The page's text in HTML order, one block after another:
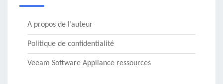
A propos de l’auteur
Politique de confidentialité
Veeam Software Appliance ressources